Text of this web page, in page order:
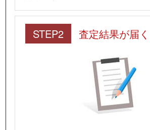
STEP2 査定結果が届く